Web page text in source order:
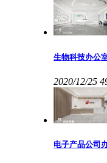
生物科技办公
2020/12/25
电子产品公司